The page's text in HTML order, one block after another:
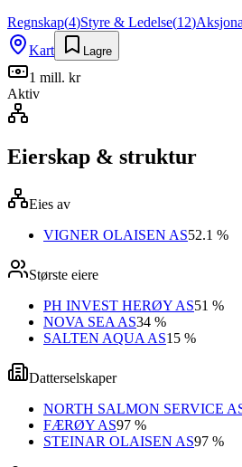
Regnskap(4)Styre & Ledelse(12)
Kart
Lagre
1 mill. kr
Aktiv
Eierskap & struktur
Eies av
VIGNER OLAISEN AS52.1 %
Største eiere
PH INVEST HERØY AS51 %
NOVA SEA AS34 %
SALTEN AQUA AS15 %
Datterselskaper
NORTH SALMON SERVICE
FÆRØY AS97 %
STEINAR OLAISEN AS97 %